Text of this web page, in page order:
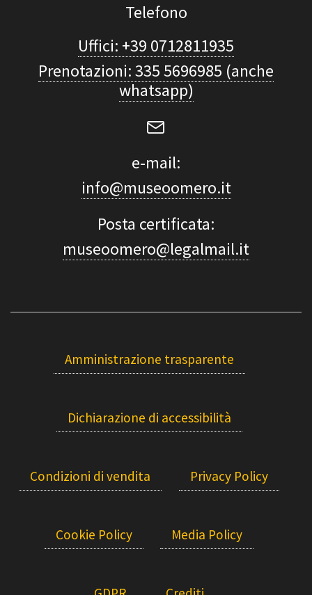
Telefono
Uffici: +39 0712811935
Prenotazioni: 335 5696985 (anche
whatsapp)
e-mail:
info@museoomero.it
Posta certificata:
museoomero@legalmail.it
Amministrazione trasparente
Dichiarazione di accessibilità
Condizioni di vendita Privacy Policy
Cookie Policy Media Policy